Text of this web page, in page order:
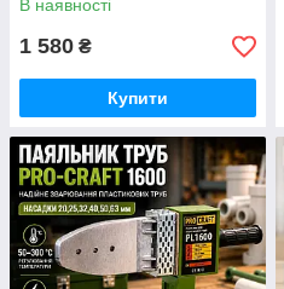
В наявності
1 580 ₴
Купити